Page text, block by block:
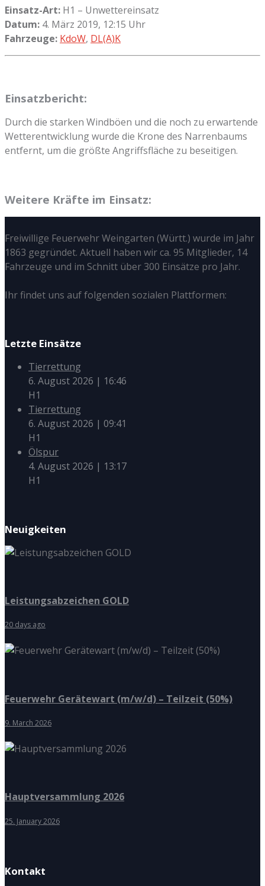
Einsatz-Art: H1 – Unwettereinsatz
Datum: 4. März 2019, 12:15 Uhr
Fahrzeuge: KdoW, DL(A)K
Einsatzbericht:
Durch die starken Windböen und die noch zu erwartende
Wetterentwicklung wurde die Krone des Narrenbaums
entfernt, um die größte Angriffsfläche zu beseitigen.
Weitere Kräfte im Einsatz:
Freiwillige Feuerwehr Weingarten (Württ.) wurde im Jahr
1863 gegründet. Aktuell haben wir ca. 95 Mitglieder, 14
Fahrzeuge und im Schnitt über 300 Einsätze pro Jahr.
Ihr findet uns auf folgenden sozialen Plattformen:
Letzte Einsätze
Tierrettung
6. August 2026 | 16:46
H1
Tierrettung
6. August 2026 | 09:41
H1
Ölspur
4. August 2026 | 13:17
H1
Neuigkeiten
Leistungsabzeichen GOLD
20 days ago
Feuerwehr Gerätewart (m/w/d) – Teilzeit (50%)
9. March 2026
Hauptversammlung 2026
25. January 2026
Kontakt